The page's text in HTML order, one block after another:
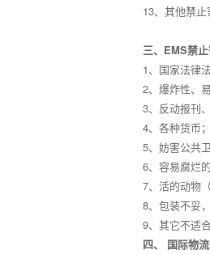
13、其他禁
三、EMS禁
1、国家法律
2、爆炸性、
3、反动报刊
4、各种货币
5、妨害公共
6、容易腐烂
7、活的动物
8、包装不妥
9、其它不适
四、 国际物